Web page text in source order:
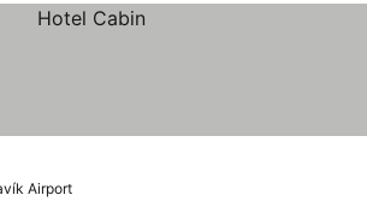
Airport